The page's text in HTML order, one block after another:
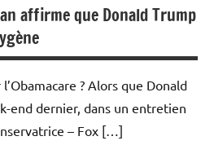
affirme que Donald Trump
? Alors que Donald
end dernier, dans un entretien
– Fox […]